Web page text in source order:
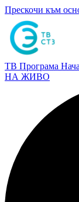
Прескочи към
ТВ Програма
НА ЖИВО